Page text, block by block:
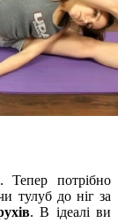
Тепер потрібно
тулуб до ніг за
. В ідеалі ви